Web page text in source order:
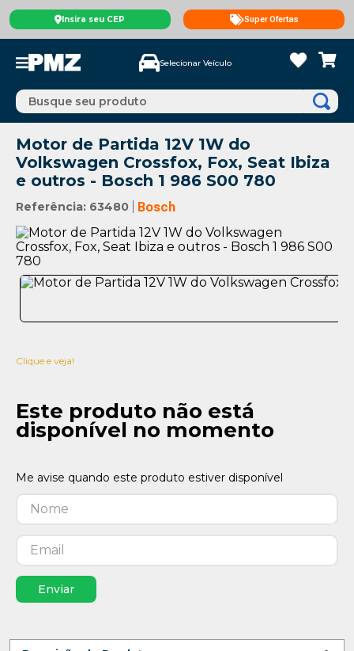
Insira seu CEP Super Ofertas
Selecionar Veículo
Busque seu produto
Motor de Partida 12V 1W do
Volkswagen Crossfox, Fox, Seat Ibiza
e outros - Bosch 1 986 S00 780
Referência: 63480 Bosch
Clique e veja!
Este produto não está
disponível no momento
Enviar